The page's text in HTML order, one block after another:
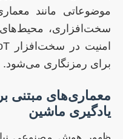
موضوعاتی مانند
برای رمزنگاری می‌شود.
معماری‌های
یادگیری ماشین